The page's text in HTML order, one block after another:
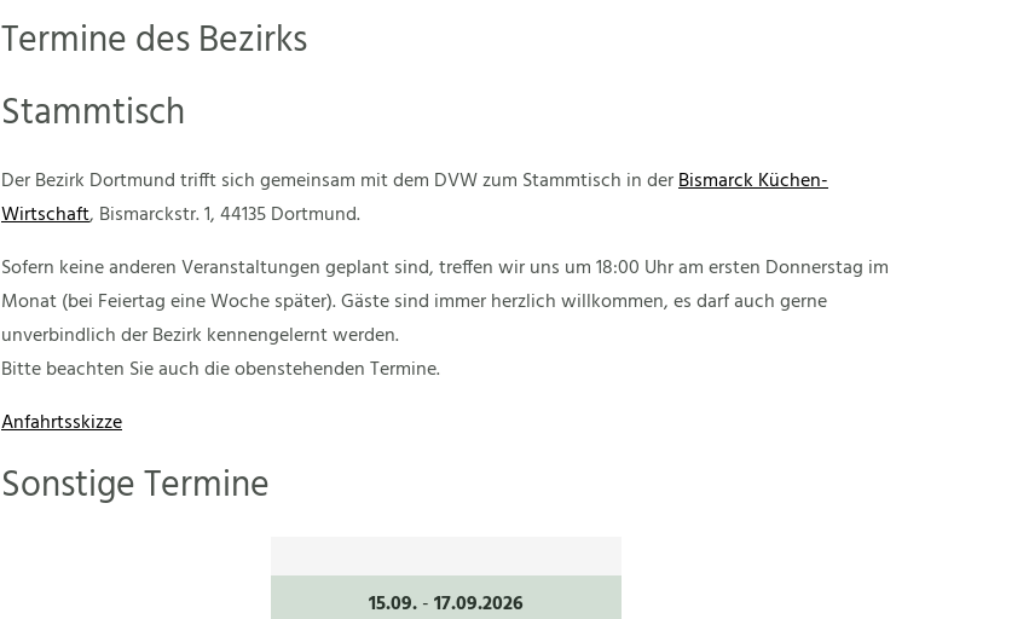
Termine des Bezirks
Stammtisch
Der Bezirk Dortmund trifft sich gemeinsam mit dem DVW zum Stammtisch in derBismarck Küchen-
Wirtschaft, Bismarckstr. 1, 44135 Dortmund.
Sofern keine anderen Veranstaltungen geplant sind, treffen wir uns um 18:00 Uhr am ersten Donnerstag im
Monat (bei Feiertag eine Woche später). Gäste sind immer herzlich willkommen, es darf auch gerne
unverbindlich der Bezirk kennengelernt werden.
Bitte beachten Sie auch die obenstehenden Termine.
Anfahrtsskizze
Sonstige Termine
15.09.-17.09.2026